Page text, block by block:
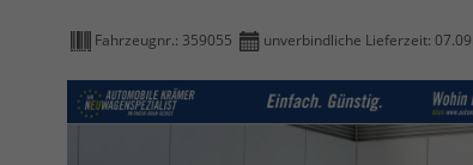
Fahrzeugnr.: 359055 unverbindliche Lieferzeit: